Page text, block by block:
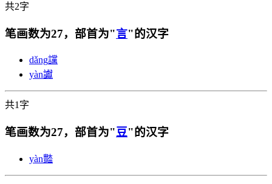
共2字
笔画数为27，部首为"言"的汉字
dǎng讜
yàn讞
共1字
笔画数为27，部首为"豆"的汉字
yàn豓